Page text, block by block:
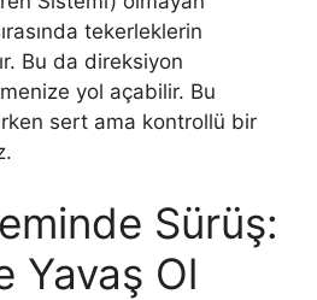
tekerleklerin
Bu da direksiyon
yol açabilir. Bu
sert ama kontrollü bir
Sürüş:
Yavaş Ol